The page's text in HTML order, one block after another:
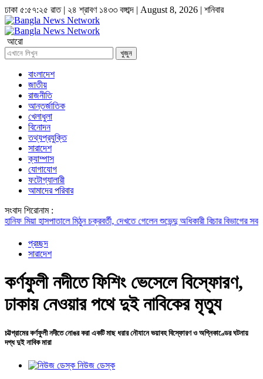
ঢাকা ৫:৫৭:২৫ রাত| ২৪ শ্রাবণ ১৪৩৩ বঙ্গাব্দ | August 8, 2026 | শনিবার
আরো
খুজুন
বাংলাদেশ
জাতীয়
রাজনীতি
আন্তর্জাতিক
খেলাধুলা
বিনোদন
তথ্যপ্রযুক্তি
সারাদেশ
ক্যাম্পাস
যোগাযোগ
ফটোগ্যালারী
আমাদের পরিবার
সংবাদ শিরোনাম :
মিয়াহাসপাতালে মিঠুন চক্রবর্তী, দেখতে গেলেন শুভেন্দু অধিকারীবিচার বিভাগের
প্রচ্ছদ
সারাদেশ
কর্ণফুলী নদীতে ফিশিং ভেসেলে বিস্ফোরণ,
ঢাকায় নেওয়ার পথে দুই নাবিকের মৃত্যু
চট্টগ্রামের কর্ণফুলী নদীতে নোঙর করা একটি মাছ ধরার নৌযানে ভয়াবহ বিস্ফোরণ ও অগ্নিকাণ্ডের ঘটনায়
দগ্ধ দুই নাবিক মারা
নিউজ ডেস্ক